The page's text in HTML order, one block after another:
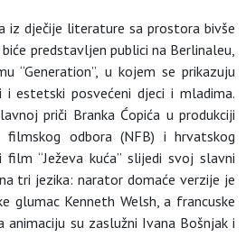
iz dječije literature sa prostora bivše
biće predstavljen publici na Berlinaleu,
“Generation”, u kojem se prikazuju
estetski posvećeni djeci i mladima.
priči Branka Ćopića u produkciji
filmskog odbora (NFB) i hrvatskog
film “Ježeva kuća” slijedi svoj slavni
tri jezika: narator domaće verzije je
glumac Kenneth Welsh, a francuske
animaciju su zaslužni Ivana Bošnjak i